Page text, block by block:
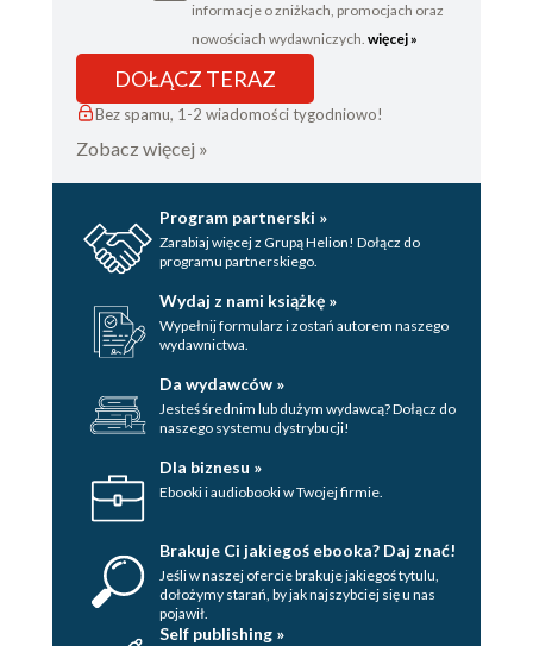
informacje o zniżkach, promocjach oraz
nowościach wydawniczych. więcej »
DOŁĄCZ TERAZ
Bez spamu, 1-2 wiadomości tygodniowo!
Zobacz więcej »
Program partnerski »
Zarabiaj więcej z Grupą Helion! Dołącz do
programu partnerskiego.
Wydaj z nami książkę »
Wypełnij formularz i zostań autorem naszego
wydawnictwa.
Da wydawców »
Jesteś średnim lub dużym wydawcą? Dołącz do
naszego systemu dystrybucji!
Dla biznesu »
Ebooki i audiobooki w Twojej firmie.
Brakuje Ci jakiegoś ebooka? Daj znać!
Jeśli w naszej ofercie brakuje jakiegoś tytulu,
dołożymy starań, by jak najszybciej się u nas
pojawił.
Self publishing »